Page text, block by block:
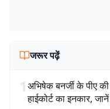
जरूर पढ़ें
1अभिषेक बनर्जी के पीए
हाईकोर्ट का इनकार,